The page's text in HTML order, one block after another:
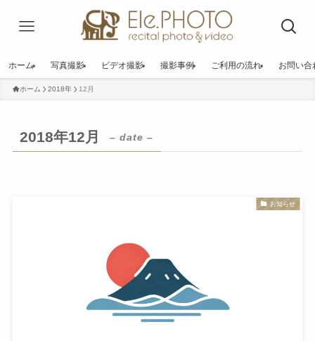
ホーム 写真撮影 ビデオ撮影 撮影事例 ご利用の流れ お問い合
ホーム 2018年 12月
2018年12月 – date –
お知らせ